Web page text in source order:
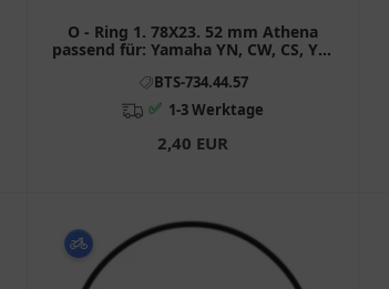
O - Ring 1. 78X23. 52 mm Athena
passend für: Yamaha YN, CW, CS, YQ,
BTS-734.44.57
✅ 1-3 Werktage
2,40 EUR